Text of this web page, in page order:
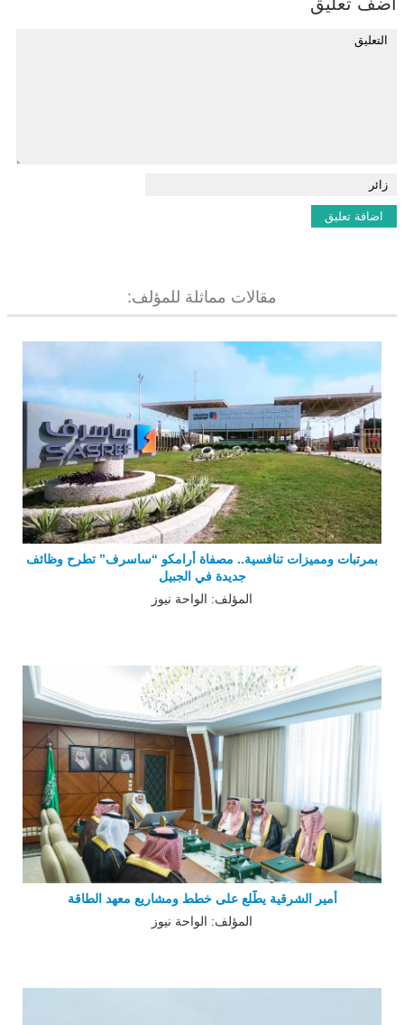
مقالات مماثلة للمؤلف:
بمرتبات ومميزات تنافسية.. مصفاة أرامكو “ساسرف” تطرح وظائف
جديدة في الجبيل
المؤلف: الواحة نيوز
أمير الشرقية يطّلع على خطط ومشاريع معهد الطاقة
المؤلف: الواحة نيوز